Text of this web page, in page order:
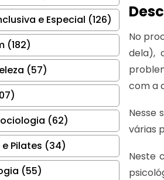
e Especial (126)
(182)
(57)
(62)
Pilates (34)
(55)
No
dela),
com a
Nesse
várias
Neste